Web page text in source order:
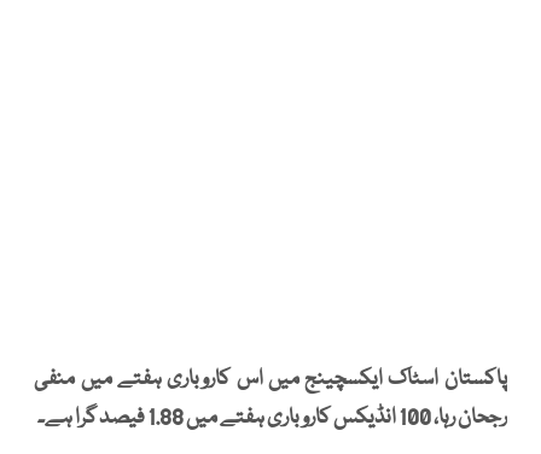
پاکستان اسٹاک ایکسچینج میں اس کاروباری ہفتے میں منفی
رجحان رہا، 100 انڈیکس کاروباری ہفتے میں 1.88 فیصد گرا ہے۔